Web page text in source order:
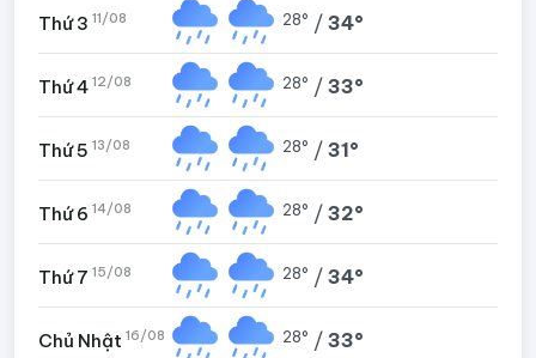
Thứ 3 11/08 28° / 34°
Thứ 4 12/08 28° / 33°
Thứ 5 13/08 28° / 31°
Thứ 6 14/08 28° / 32°
Thứ 7 15/08 28° / 34°
Chủ Nhật 16/08 28° / 33°